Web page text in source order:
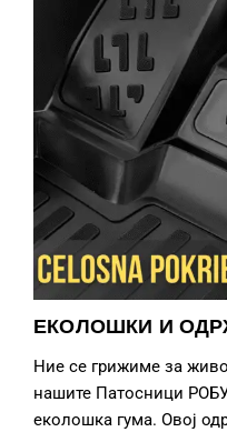
ЕКОЛОШКИ И
Ние се грижиме за
нашите Патосници
еколошка гума. Овој